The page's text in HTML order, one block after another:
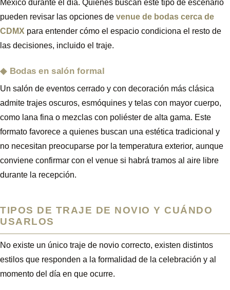
México durante el día. Quienes buscan este tipo de escenario
pueden revisar las opciones de venue de bodas cerca de
CDMX para entender cómo el espacio condiciona el resto de
las decisiones, incluido el traje.
Bodas en salón formal
Un salón de eventos cerrado y con decoración más clásica
admite trajes oscuros, esmóquines y telas con mayor cuerpo,
como lana fina o mezclas con poliéster de alta gama. Este
formato favorece a quienes buscan una estética tradicional y
no necesitan preocuparse por la temperatura exterior, aunque
conviene confirmar con el venue si habrá tramos al aire libre
durante la recepción.
TIPOS DE TRAJE DE NOVIO Y CUÁNDO
USARLOS
No existe un único traje de novio correcto, existen distintos
estilos que responden a la formalidad de la celebración y al
momento del día en que ocurre.